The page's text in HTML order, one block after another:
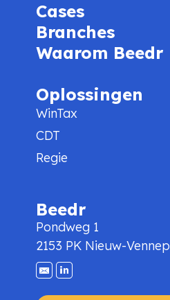
Cases
Branches
Waarom Beedr
Oplossingen
WinTax
CDT
Regie
Beedr
Pondweg 1
2153 PK Nieuw-Vennep